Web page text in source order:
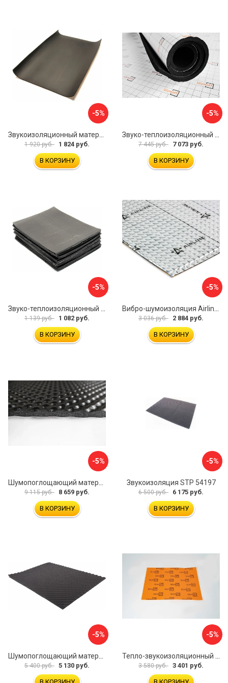
-5%
1 920 руб. 1 824 руб.
В КОРЗИНУ
-5%
7 445 руб. 7 073 руб.
В КОРЗИНУ
-5%
1 139 руб. 1 082 руб.
В КОРЗИНУ
-5%
3 036 руб. 2 884 руб.
В КОРЗИНУ
-5%
9 115 руб. 8 659 руб.
В КОРЗИНУ
-5%
Звукоизоляция STP 54197
6 500 руб. 6 175 руб.
В КОРЗИНУ
-5%
Шумопоглощающий материал Dreamcar Wave 15 WD-15M-S075100P1046
5 400 руб. 5 130 руб.
-5%
Тепло-звукоизоляционный материал Шумофф П4В БП000000433
3 580 руб. 3 401 руб.